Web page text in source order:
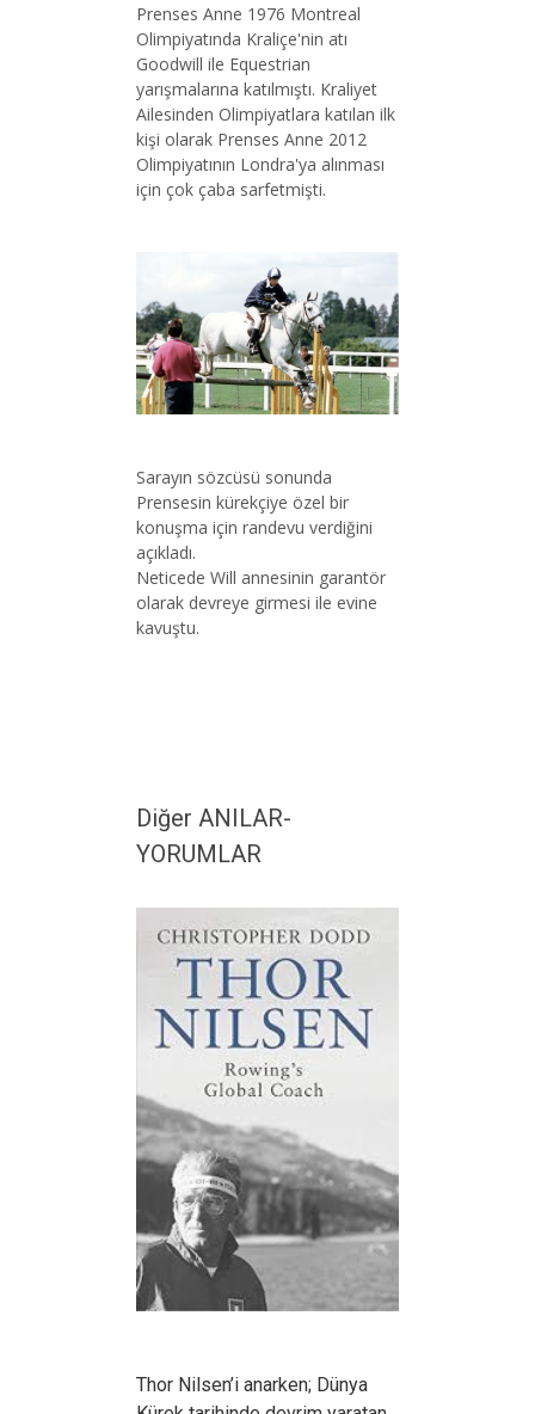
Prenses Anne 1976 Montreal
Olimpiyatında Kraliçe'nin atı
Goodwill ile Equestrian
yarışmalarına katılmıştı. Kraliyet
Ailesinden Olimpiyatlara katılan ilk
kişi olarak Prenses Anne 2012
Olimpiyatının Londra'ya alınması
için çok çaba sarfetmişti.
Sarayın sözcüsü sonunda
Prensesin kürekçiye özel bir
konuşma için randevu verdiğini
açıkladı.
Neticede Will annesinin garantör
olarak devreye girmesi ile evine
kavuştu.
Diğer ANILAR-
YORUMLAR
Thor Nilsen’i anarken; Dünya